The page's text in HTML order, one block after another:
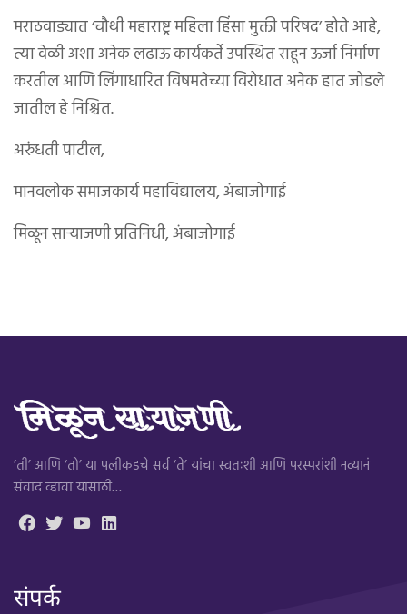
मराठवाड्यात ‘चौथी महाराष्ट्र महिला हिंसा मुक्ती परिषद’ होते आहे,
त्या वेळी अशा अनेक लढाऊ कार्यकर्ते उपस्थित राहून ऊर्जा निर्माण
करतील आणि लिंगाधारित विषमतेच्या विरोधात अनेक हात जोडले
जातील हे निश्चित.
अरुंधती पाटील,
मानवलोक समाजकार्य महाविद्यालय, अंबाजोगाई
मिळून साऱ्याजणी प्रतिनिधी, अंबाजोगाई
‘ती’ आणि ‘तो’ या पलीकडचे सर्व ‘ते’ यांचा स्वतःशी आणि परस्परांशी नव्यानं
संवाद व्हावा यासाठी…
संपर्क